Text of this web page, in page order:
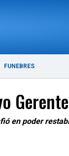
FUNEBRES
en poder